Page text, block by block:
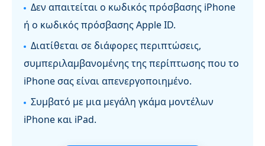
Δεν απαιτείται ο κωδικός πρόσβασης iPhone
ή ο κωδικός πρόσβασης Apple ID.
Διατίθεται σε διάφορες περιπτώσεις,
συμπεριλαμβανομένης της περίπτωσης που το
iPhone σας είναι απενεργοποιημένο.
Συμβατό με μια μεγάλη γκάμα μοντέλων
iPhone και iPad.